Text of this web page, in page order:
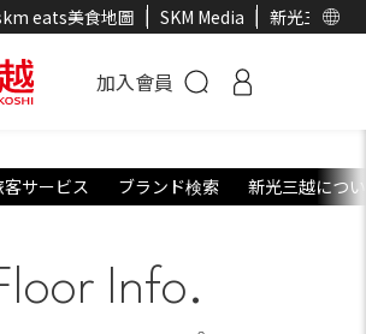
eats美食地圖 SKM Media 新光三越官
加入會員
客サービス ブランド検索 新光三越につ
Info.